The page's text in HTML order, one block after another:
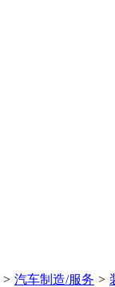
> 汽车制造/服务 >